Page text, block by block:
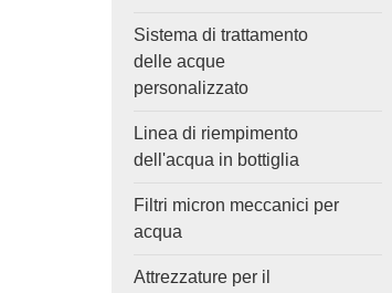
Sistema di trattamento
delle acque
personalizzato
Linea di riempimento
dell'acqua in bottiglia
Filtri micron meccanici per
acqua
Attrezzature per il